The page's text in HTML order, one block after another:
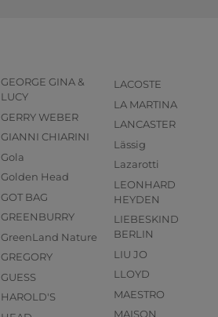
GEORGE GINA &
LUCY
GERRY WEBER
GIANNI CHIARINI
Gola
Golden Head
GOT BAG
GREENBURRY
GreenLand Nature
GREGORY
GUESS
HAROLD'S
LACOSTE
LA MARTINA
LANCASTER
Lässig
Lazarotti
LEONHARD
HEYDEN
LIEBESKIND
BERLIN
LIU JO
LLOYD
MAESTRO
MAISON